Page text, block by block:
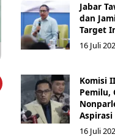
Jabar
dan
Target
16 Juli
Komisi
Pemilu,
16 Juli